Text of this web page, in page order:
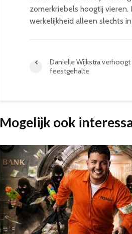
zomerkriebels hoogtij
werkelijkheid alleen slechts
Danielle Wijkstra
feestgehalte
Mogelijk ook